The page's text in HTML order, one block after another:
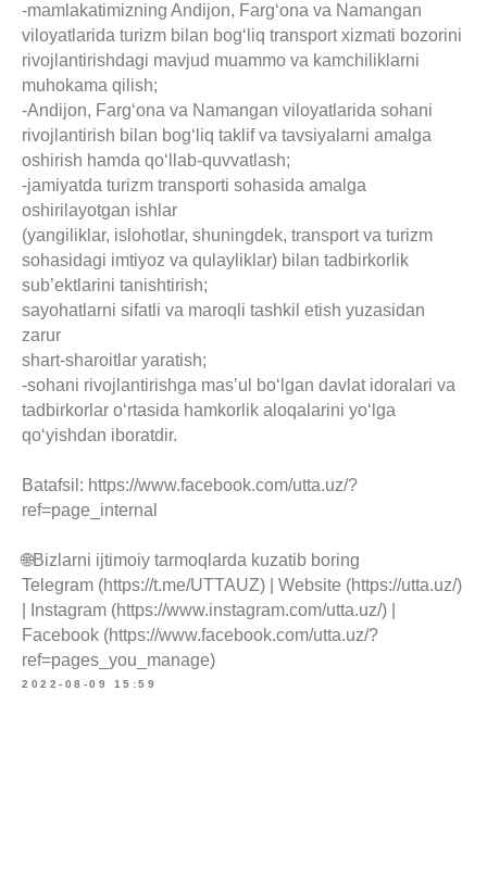
-mamlakatimizning Andijon, Farg‘ona va Namangan
viloyatlarida turizm bilan bog‘liq transport xizmati bozorini
rivojlantirishdagi mavjud muammo va kamchiliklarni
muhokama qilish;
-Andijon, Farg‘ona va Namangan viloyatlarida sohani
rivojlantirish bilan bog‘liq taklif va tavsiyalarni amalga
oshirish hamda qo‘llab-quvvatlash;
-jamiyatda turizm transporti sohasida amalga
oshirilayotgan ishlar
(yangiliklar, islohotlar, shuningdek, transport va turizm
sohasidagi imtiyoz va qulayliklar) bilan tadbirkorlik
sub’ektlarini tanishtirish;
sayohatlarni sifatli va maroqli tashkil etish yuzasidan
zarur
shart-sharoitlar yaratish;
-sohani rivojlantirishga mas’ul bo‘lgan davlat idoralari va
tadbirkorlar o‘rtasida hamkorlik aloqalarini yo‘lga
qo‘yishdan iboratdir.
Batafsil: https://www.facebook.com/utta.uz/?
ref=page_internal
🌐Bizlarni ijtimoiy tarmoqlarda kuzatib boring
Telegram (https://t.me/UTTAUZ) | Website (https://utta.uz/)
| Instagram (https://www.instagram.com/utta.uz/) |
Facebook (https://www.facebook.com/utta.uz/?
ref=pages_you_manage)
2022-08-09 15:59